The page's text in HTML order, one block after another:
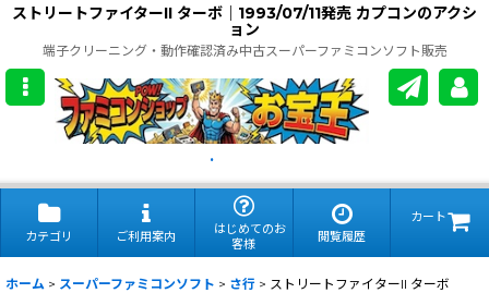
ストリートファイターII ターボ｜1993/07/11発売 カプコンのアクシ
ョン
端子クリーニング・動作確認済み中古スーパーファミコンソフト販売
.
カテゴリ ご利用案内
はじめてのお
客様
閲覧履歴
カート
ホーム > スーパーファミコンソフト > さ行 > ストリートファイターII ターボ